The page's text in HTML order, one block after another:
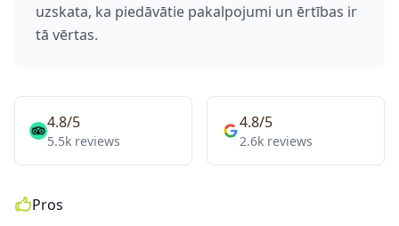
uzskata, ka piedāvātie pakalpojumi un ērtības ir
tā vērtas.
4.8/5
5.5k reviews
4.8/5
2.6k reviews
Pros